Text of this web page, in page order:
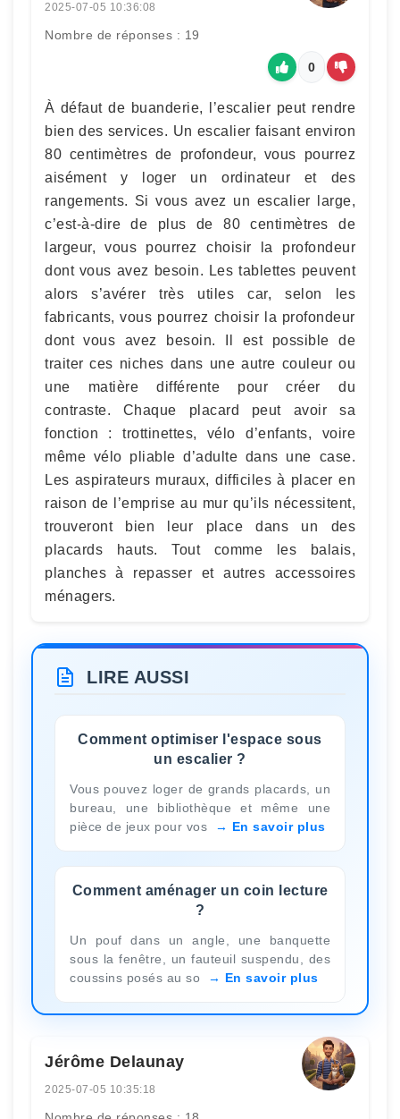
2025-07-05 10:36:08
Nombre de réponses : 19
0
À défaut de buanderie, l’escalier peut rendre
bien des services. Un escalier faisant environ
80 centimètres de profondeur, vous pourrez
aisément y loger un ordinateur et des
rangements. Si vous avez un escalier large,
c’est-à-dire de plus de 80 centimètres de
largeur, vous pourrez choisir la profondeur
dont vous avez besoin. Les tablettes peuvent
alors s’avérer très utiles car, selon les
fabricants, vous pourrez choisir la profondeur
dont vous avez besoin. Il est possible de
traiter ces niches dans une autre couleur ou
une matière différente pour créer du
contraste. Chaque placard peut avoir sa
fonction : trottinettes, vélo d’enfants, voire
même vélo pliable d’adulte dans une case.
Les aspirateurs muraux, difficiles à placer en
raison de l’emprise au mur qu’ils nécessitent,
trouveront bien leur place dans un des
placards hauts. Tout comme les balais,
planches à repasser et autres accessoires
ménagers.
LIRE AUSSI
Comment optimiser l'espace sous
un escalier ?
Vous pouvez loger de grands placards, un
bureau, une bibliothèque et même une
pièce de jeux pour vos
En savoir plus
Comment aménager un coin lecture
?
Un pouf dans un angle, une banquette
sous la fenêtre, un fauteuil suspendu, des
coussins posés au so
En savoir plus
Jérôme Delaunay
2025-07-05 10:35:18